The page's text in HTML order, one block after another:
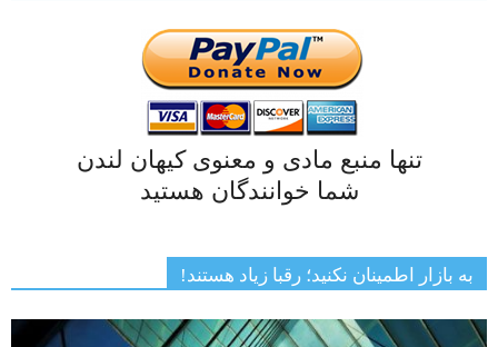
تنها منبع مادی و معنوی کیهان لندن
شما خوانندگان هستید
به بازار اطمینان نکنید؛ رقبا زیاد هستند!